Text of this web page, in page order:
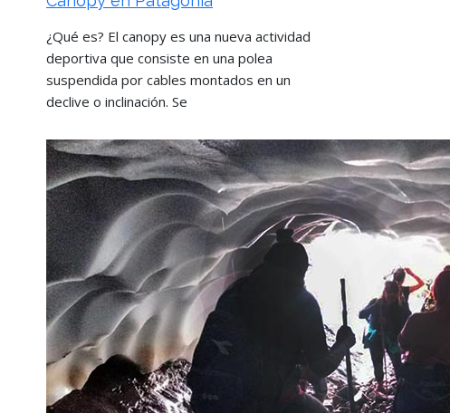
¿Qué es? El canopy es una nueva actividad
deportiva que consiste en una polea
suspendida por cables montados en un
declive o inclinación. Se